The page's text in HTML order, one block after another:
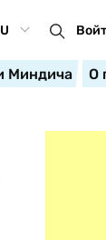
Миндича О